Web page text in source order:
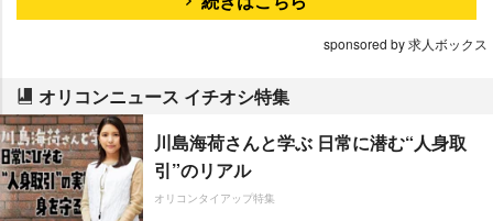
sponsored by 求人ボックス
オリコンニュース イチオシ特集
川島海荷さんと学ぶ 日常に潜む“人身取
引”のリアル
オリコンタイアップ特集